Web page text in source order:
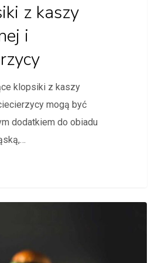
z kaszy
i
klopsiki z kaszy
mogą być
dodatkiem do obiadu